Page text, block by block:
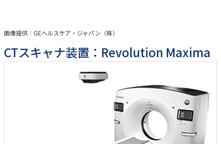
画像提供：GEヘルスケア・ジャパン（株）
CTスキャナ装置：Revolution Maxima